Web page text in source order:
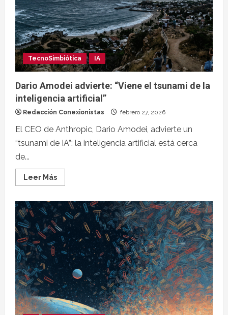
TecnoSimbiótica IA
Dario Amodei advierte: “Viene el tsunami de la
inteligencia artificial”
Redacción Conexionistas febrero 27, 2026
El CEO de Anthropic, Dario Amodei, advierte un
“tsunami de IA”: la inteligencia artificial está cerca
de...
Leer Más